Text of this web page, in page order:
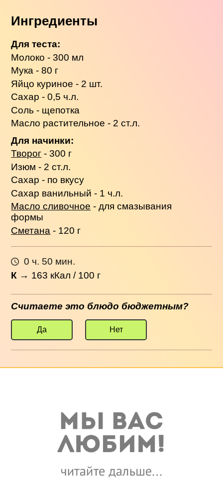
Ингредиенты
Для теста:
Молоко - 300 мл
Мука - 80 г
Яйцо куриное - 2 шт.
Сахар - 0,5 ч.л.
Соль - щепотка
Масло растительное - 2 ст.л.
Для начинки:
Творог - 300 г
Изюм - 2 ст.л.
Сахар - по вкусу
Сахар ванильный - 1 ч.л.
Масло сливочное - для смазывания
формы
Сметана - 120 г
0 ч. 50 мин.
К → 163 кКал / 100 г
Считаете это блюдо бюджетным?
Да Нет